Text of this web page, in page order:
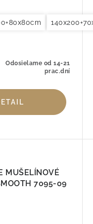
Odosielame od 14-21
prac.dní
MUŠELÍNOVÉ
7095-09